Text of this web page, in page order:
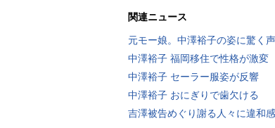
関連ニュース
元モー娘。中澤裕子の姿に驚く声
中澤裕子 福岡移住で性格が激変
中澤裕子 セーラー服姿が反響
中澤裕子 おにぎりで歯欠ける
吉澤被告めぐり謝る人々に違和感